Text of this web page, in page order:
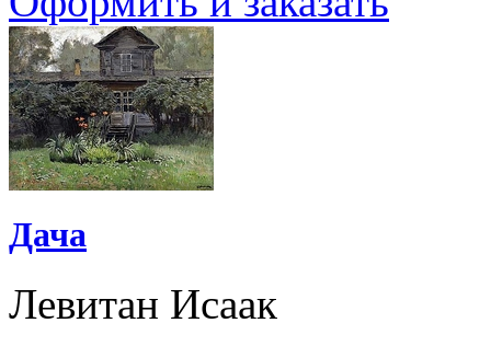
Дача
Левитан Исаак